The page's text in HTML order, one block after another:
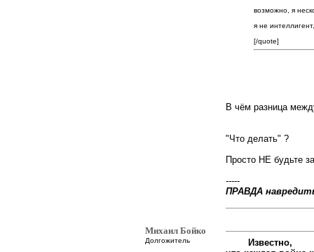
возможно, я
я не
[/quote]
В чём разница
"Что делать" ?
Просто НЕ будьте
-----
ПРАВДА
Михаил Бойко
Долгожитель
Известно,